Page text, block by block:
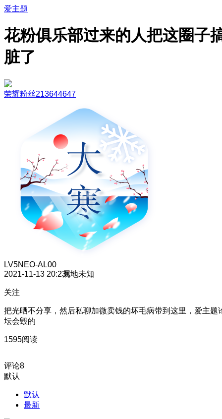
爱主题
花粉俱乐部过来的人把这圈子
脏了
荣耀粉丝213644647
LV5NEO-AL00
2021-11-13 20:23属地未知
关注
把光晒不分享，然后私聊加微卖钱的坏毛病带到这里，爱主题
坛会毁的
1595阅读
评论8
默认
默认
最新